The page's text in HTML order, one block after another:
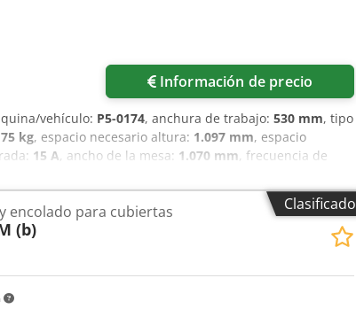
Información de precio
vehículo: P5-0174, anchura de trabajo: 530 mm, tipo
kg, espacio necesario altura: 1.097 mm, espacio
15 A, ancho de la mesa: 1.070 mm, frecuencia de
Controlada por pedal. Protección de seguridad
Clasificado
encolado para cubiertas
(b)